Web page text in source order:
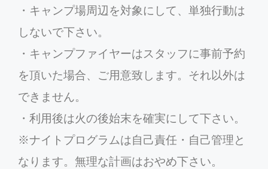
・キャンプ場周辺を対象にして、単独行動は
しないで下さい。
・キャンプファイヤーはスタッフに事前予約
を頂いた場合、ご用意致します。それ以外は
できません。
・利用後は火の後始末を確実にして下さい。
※ナイトプログラムは自己責任・自己管理と
なります。無理な計画はおやめ下さい。